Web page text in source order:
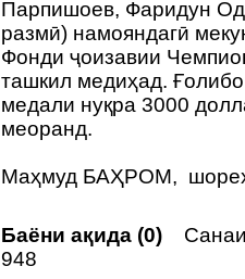
Парпишоев, Фаридун
размӣ) намояндагӣ
Фонди ҷоизавии
ташкил медиҳад.
медали нуқра 3000
меоранд.
Маҳмуд БАҲРОМ,
Баёни ақида (0)
948